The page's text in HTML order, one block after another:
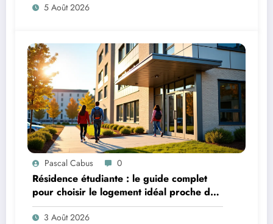
5 Août 2026
Pascal Cabus 0
Résidence étudiante : le guide complet
pour choisir le logement idéal proche de
son campus
3 Août 2026